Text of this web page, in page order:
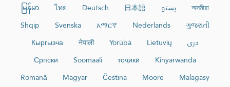
မြန်မာ
ไทย Deutsch 日本語 پښتو
অসমীয়া
Shqip
Svenska አማርኛ Nederlands
ગુજરાતી
Кыргызча
नेपाली Yorùbá Lietuvių
دری
Српски
Soomaali тоҷикӣ
Kinyarwanda
Română
Magyar Čeština Moore
Malagasy